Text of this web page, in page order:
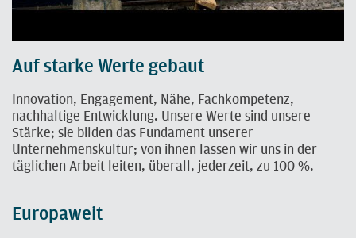
Auf starke Werte gebaut
Innovation, Engagement, Nähe, Fachkompetenz,
nachhaltige Entwicklung. Unsere Werte sind unsere
Stärke; sie bilden das Fundament unserer
Unternehmenskultur; von ihnen lassen wir uns in der
täglichen Arbeit leiten, überall, jederzeit, zu 100 %.
Europaweit